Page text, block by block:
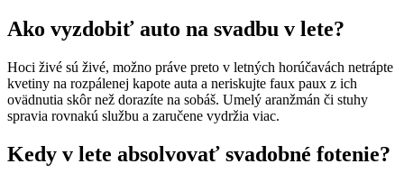
Ako vyzdobiť auto na svadbu v lete?
Hoci živé sú živé, možno práve preto v letných horúčavách netrápte
kvetiny na rozpálenej kapote auta a neriskujte faux paux z ich
ovädnutia skôr než dorazíte na sobáš. Umelý aranžmán či stuhy
spravia rovnakú službu a zaručene vydržia viac.
Kedy v lete absolvovať svadobné fotenie?